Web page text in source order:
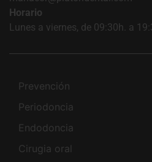
Horario
Lunes a viernes, de 09:30h. a
Prevención
Periodoncia
Endodoncia
Cirugia oral